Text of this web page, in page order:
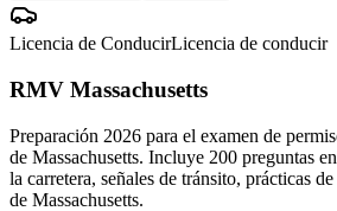
Licencia de ConducirLicencia de conducir
RMV Massachusetts
Preparación 2026 para el examen de
de Massachusetts. Incluye 200 preguntas
la carretera, señales de tránsito, prácticas
de Massachusetts.